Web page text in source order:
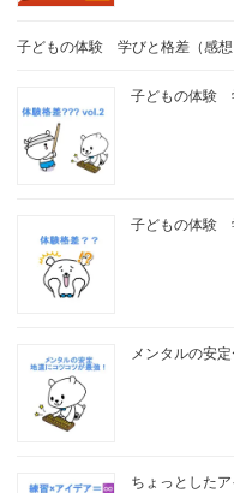
子どもの体験 学びと格差（感想
子どもの体験
子どもの体験
メンタルの安
ちょっとした